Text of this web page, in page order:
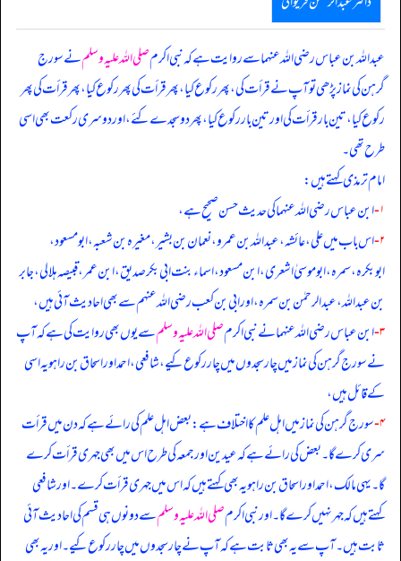
عبداللہ بن عباس رضی الله عنہما سے روایت ہے کہنبی اکرمصلی اللہ علیہ وسلمنے سورج
گرہن کی نماز پڑھی تو آپ نے قرأت کی، پھر رکوع کیا، پھر قرأت کی پھر رکوع کیا، پھر قرأت کی پھر
رکوع کیا، تین بار قرأت کی اور تین بار رکوع کیا، پھر دو سجدے کئے، اور دوسری رکعت بھی اسی
طرح تھی۔
امام ترمذی کہتے ہیں:
۱- ابن عباس رضی الله عنہما کی حدیث حسن صحیح ہے،
۲- اس باب میں علی، عائشہ، عبداللہ بن عمرو، نعمان بن بشیر، مغیرہ بن شعبہ، ابومسعود،
ابوبکرہ، سمرہ، ابوموسیٰ اشعری، ابن مسعود، اسماء بنت ابی بکر صدیق، ابن عمر، قبیصہ ہلالی، جابر
بن عبداللہ، عبدالرحمٰن بن سمرہ، اور ابی بن کعب رضی الله عنہم سے بھی احادیث آئی ہیں،
۳- ابن عباس رضی الله عنہما نے نبی اکرمصلی اللہ علیہ وسلمسے یوں بھی روایت کی ہے کہ آپ
نے سورج گرہن کی نماز میں چار سجدوں میں چار رکوع کیے، شافعی، احمد اور اسحاق بن راہویہ اسی
کے قائل ہیں،
۴- سورج گرہن کی نماز میں اہل علم کا اختلاف ہے: بعض اہل علم کی رائے ہے کہ دن میں قرأت
سری کرے گا۔ بعض کی رائے ہے کہ عیدین اور جمعہ کی طرح اس میں بھی جہری قرأت کرے
گا۔ یہی مالک، احمد اور اسحاق بن راہویہ بھی کہتے ہیں کہ اس میں جہری قرأت کرے۔ اور شافعی
کہتے ہیں کہ جہر نہیں کرے گا۔ اور نبی اکرمصلی اللہ علیہ وسلمسے دونوں ہی قسم کی احادیث آئی
ثابت ہیں۔ آپ سے یہ بھی ثابت ہے کہ آپ نے چار سجدوں میں چار رکوع کیے۔ اور یہ بھی